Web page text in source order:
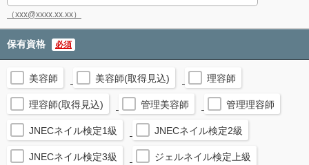
（xxx@xxxx.xx.xx）
保有資格 必須
美容師 美容師(取得見込) 理容師
理容師(取得見込) 管理美容師 管理理容師
JNECネイル検定1級 JNECネイル検定2級
JNECネイル検定3級 ジェルネイル検定上級